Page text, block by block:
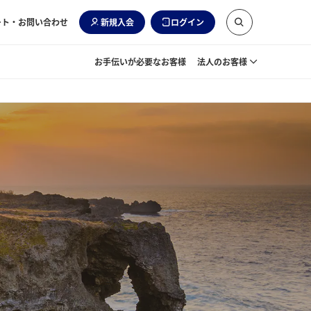
・お問い合わせ 新規入会 ログイン
お手伝いが必要なお客様 法人のお客様